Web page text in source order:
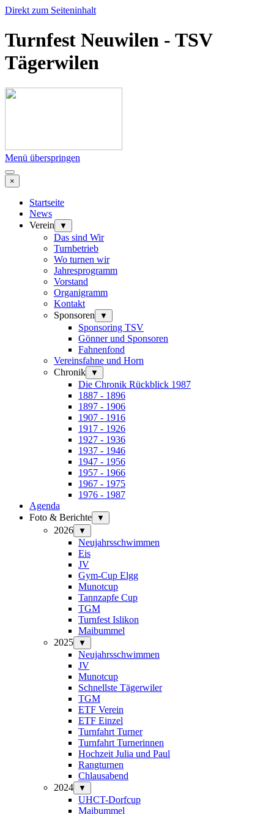
Direkt zum Seiteninhalt
Turnfest Neuwilen - TSV
Tägerwilen
Menü überspringen
×
Startseite
News
Verein
▼
Das sind Wir
Turnbetrieb
Wo turnen wir
Jahresprogramm
Vorstand
Organigramm
Kontakt
Sponsoren
▼
Sponsoring TSV
Gönner und Sponsoren
Fahnenfond
Vereinsfahne und Horn
Chronik
▼
Die Chronik Rückblick 1987
1887 - 1896
1897 - 1906
1907 - 1916
1917 - 1926
1927 - 1936
1937 - 1946
1947 - 1956
1957 - 1966
1967 - 1975
1976 - 1987
Agenda
Foto & Berichte
▼
2026 ▼
Neujahrsschwimmen
Eis
JV
Gym-Cup Elgg
Munotcup
Tannzapfe Cup
TGM
Turnfest Islikon
Maibummel
2025
▼
Neujahrsschwimmen
JV
Munotcup
Schnellste Tägerwiler
TGM
ETF Verein
ETF Einzel
Turnfahrt Turner
Turnfahrt Turnerinnen
Hochzeit Julia und Paul
Rangturnen
Chlausabend
2024
▼
UHCT-Dorfcup
Maibummel